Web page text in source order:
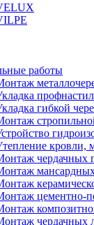
работы
гибкой
кровли,
чердачных
цементно-
чердачных